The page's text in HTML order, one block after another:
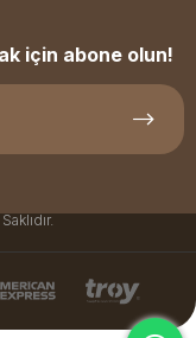
için abone olun!